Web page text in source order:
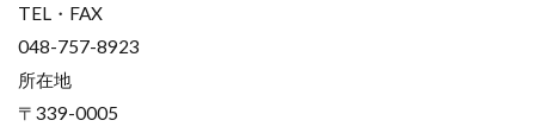
TEL・FAX
048-757-8923
所在地
〒339-0005